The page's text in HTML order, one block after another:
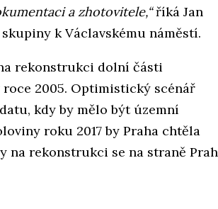
a zhotovitele,“říká Jan
k Václavskému náměstí.
rekonstrukci dolní části
2005. Optimistický scénář
kdy by mělo být územní
roku 2017 by Praha chtěla
na rekonstrukci se na straně